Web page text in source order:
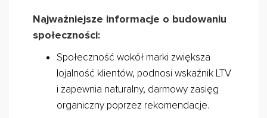
Najważniejsze informacje o budowaniu
społeczności:
Społeczność wokół marki zwiększa
lojalność klientów, podnosi wskaźnik LTV
i zapewnia naturalny, darmowy zasięg
organiczny poprzez rekomendacje.